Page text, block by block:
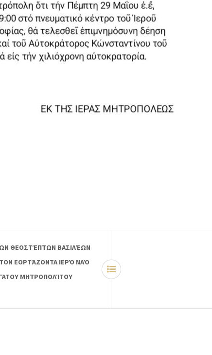
ΘΕΟΣΤΈΠΤΩΝ ΒΑΣΙΛΈΩΝ
ΕΟΡΤΆΖΟΝΤΑ ΙΕΡΌ ΝΑΌ
ΜΗΤΡΟΠΟΛΊΤΟΥ